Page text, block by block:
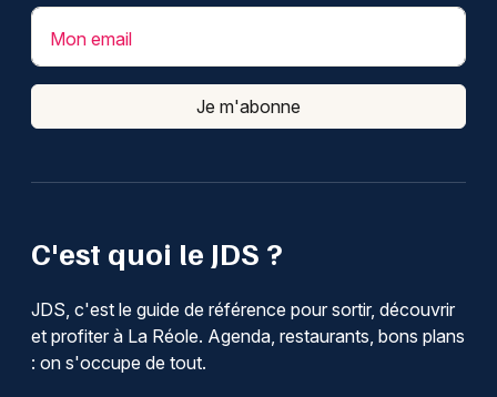
C'est quoi le JDS ?
JDS, c'est le guide de référence pour sortir, découvrir
et profiter à La Réole. Agenda, restaurants, bons plans
: on s'occupe de tout.
Mon email
Je m'abonne